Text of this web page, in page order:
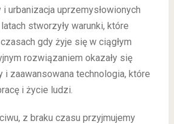
urbanizacja uprzemysłowionych
stworzyły warunki, które
gdy żyje się w ciągłym
rozwiązaniem okazały się
i zaawansowana technologia, które
i życie ludzi.
z braku czasu przyjmujemy